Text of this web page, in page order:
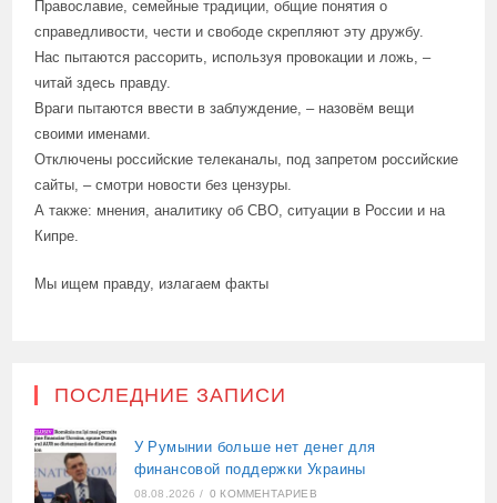
Православие, семейные традиции, общие понятия о
справедливости, чести и свободе скрепляют эту дружбу.
Нас пытаются рассорить, используя провокации и ложь, –
читай здесь правду.
Враги пытаются ввести в заблуждение, – назовём вещи
своими именами.
Отключены российские телеканалы, под запретом российские
сайты, – смотри новости без цензуры.
А также: мнения, аналитику об СВО, ситуации в России и на
Кипре.
Мы ищем правду, излагаем факты
ПОСЛЕДНИЕ ЗАПИСИ
У Румынии больше нет денег для
финансовой поддержки Украины
08.08.2026 / 0 КОММЕНТАРИЕВ